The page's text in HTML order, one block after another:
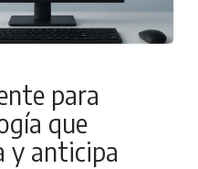
para
que
y anticipa